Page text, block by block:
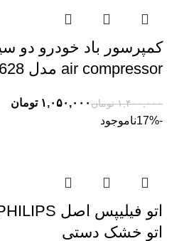
air compressor مدل 628-4X4
۱,۴۰۰,۰۰۰ تومان۱,۰۵۰,۰۰۰ تومان
-17%
ناموجود
اتو خشک دستی